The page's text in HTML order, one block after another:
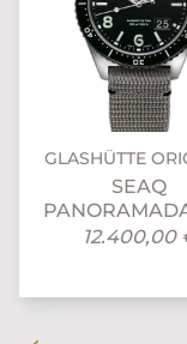
GLASHÜTTE
SEAQ
12.400,00